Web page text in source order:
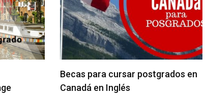
Becas para cursar postgrados en
Canadá en Inglés